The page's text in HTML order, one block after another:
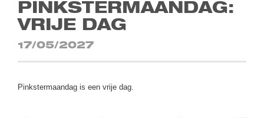
PINKSTERMAANDAG:
VRIJE DAG
17/05/2027
Pinkstermaandag is een vrije dag.